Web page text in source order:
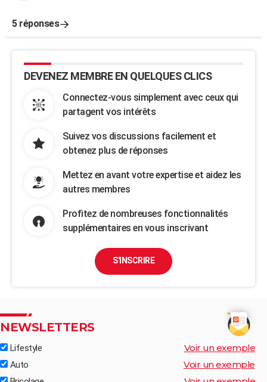
5 réponses
DEVENEZ MEMBRE EN QUELQUES CLICS
Connectez-vous simplement avec ceux qui
partagent vos intérêts
Suivez vos discussions facilement et
obtenez plus de réponses
Mettez en avant votre expertise et aidez les
autres membres
Profitez de nombreuses fonctionnalités
supplémentaires en vous inscrivant
S'INSCRIRE
NEWSLETTERS
Lifestyle Voir un exemple
Auto Voir un exemple